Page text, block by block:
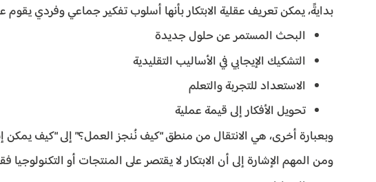
بدايةً، يمكن تعريف عقلية الابتكار بأنها أسلوب تفكير جماعي وفردي يقوم
البحث المستمر عن حلول جديدة
التشكيك الإيجابي في الأساليب التقليدية
الاستعداد للتجربة والتعلم
تحويل الأفكار إلى قيمة عملية
وبعبارة أخرى، هي الانتقال من منطق “كيف نُنجز العمل؟” إلى “كيف
ومن المهم الإشارة إلى أن الابتكار لا يقتصر على المنتجات أو